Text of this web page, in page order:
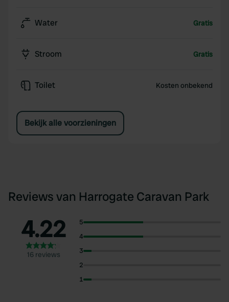
Water Gratis
Stroom Gratis
Toilet Kosten onbekend
Bekijk alle voorzieningen
Reviews van Harrogate Caravan Park
4.22
16 reviews
5
4
3
2
1